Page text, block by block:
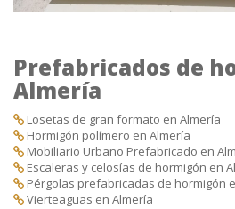
Prefabricados de
Almería
Losetas de gran formato en Almería
Hormigón polímero en Almería
Mobiliario Urbano Prefabricado en
Escaleras y celosías de hormigón en
Pérgolas prefabricadas de hormigón
Vierteaguas en Almería